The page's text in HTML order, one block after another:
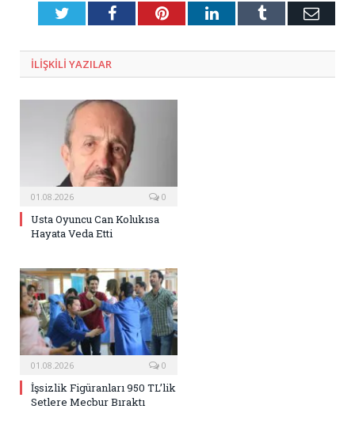
TwitterFacebookPinterestLinkedInTumblr E-
ILIŞKILI YAZILAR
01.08.2026 0
Usta Oyuncu Can Kolukısa
Hayata Veda Etti
01.08.2026 0
İşsizlik Figüranları 950 TL’lik
Setlere Mecbur Bıraktı